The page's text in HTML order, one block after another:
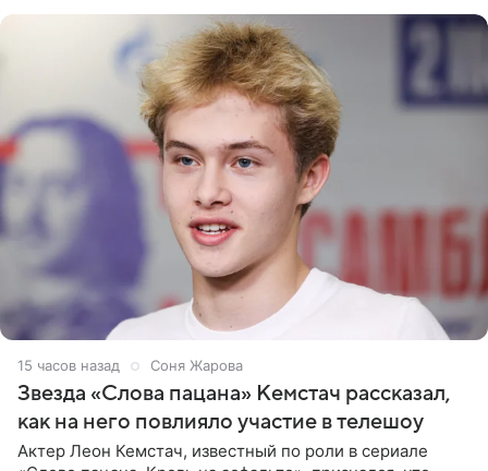
15 часов назад Соня Жарова
Звезда «Слова пацана» Кемстач рассказал,
как на него повлияло участие в телешоу
Актер Леон Кемстач, известный по роли в сериале